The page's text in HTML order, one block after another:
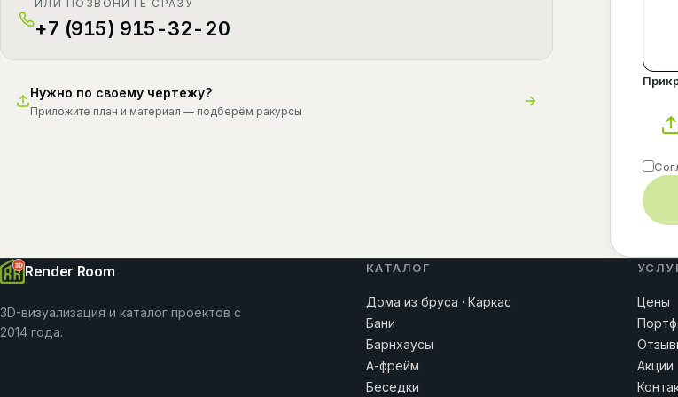
ИЛИ ПОЗВОНИТЕ СРАЗУ
+7 (915) 915-32-20
Нужно по своему чертежу?
Приложите план и материал — подберём ракурсы
Render Room
3D-визуализация и каталог проектов с
2014 года.
КАТАЛОГ
Дома из бруса · Каркас
Бани
Барнхаусы
А-фрейм
Беседки
Цены
Акции